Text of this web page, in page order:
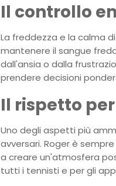
Il controllo
La freddezza e la calma
mantenere il sangue
dall'ansia o dalla
prendere decisioni
Il rispetto
Uno degli aspetti più
avversari. Roger è
a creare un'atmosfera
tutti i tennisti e per gli